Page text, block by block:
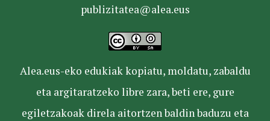
publizitatea@alea.eus
Alea.eus-eko edukiak kopiatu, moldatu, zabaldu
eta argitaratzeko libre zara, beti ere, gure
egiletzakoak direla aitortzen baldin baduzu eta